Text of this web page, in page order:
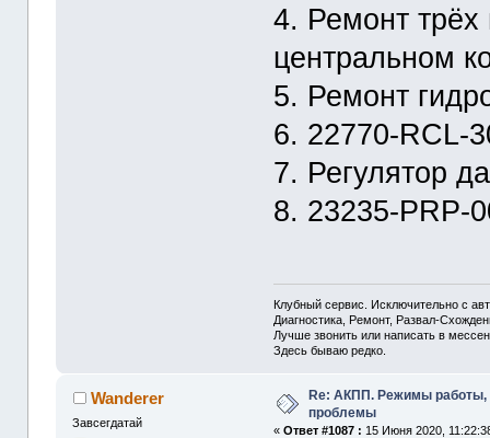
4. Ремонт
центральном
5. Ремонт
6. 22770-RCL-
7. Регулятор
8. 23235-PRP-
Клубный сервис. Исключительно с
Диагностика, Ремонт, Развал-
Лучше звонить или написать в
Здесь бываю редко.
Wanderer
Завсегдатай
Re: АКПП. Режимы работы,
проблемы
«Ответ #1087 : 15 Июня 2020,